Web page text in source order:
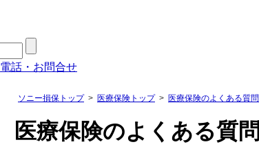
電話・お問合せ
ソニー損保トップ 医療保険トップ 医療保険のよくある質問
医療保険のよくある質問